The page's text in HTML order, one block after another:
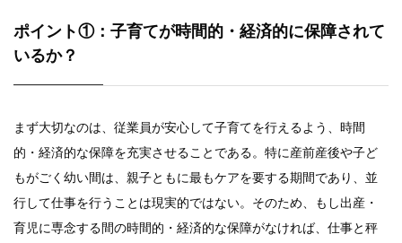
ポイント①：子育てが時間的・経済的に保障されて
いるか？
まず大切なのは、従業員が安心して子育てを行えるよう、時間
的・経済的な保障を充実させることである。特に産前産後や子ど
もがごく幼い間は、親子ともに最もケアを要する期間であり、並
行して仕事を行うことは現実的ではない。そのため、もし出産・
育児に専念する間の時間的・経済的な保障がなければ、仕事と秤